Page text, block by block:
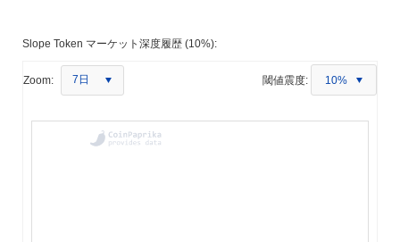
Slope Token マーケット深度履歴 (10%):
Zoom: 7日 閾値震度: 10%